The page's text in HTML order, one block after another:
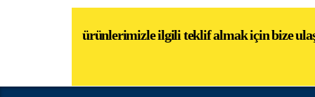
ürünlerimizle i̇lgili teklif almak i̇çin bize